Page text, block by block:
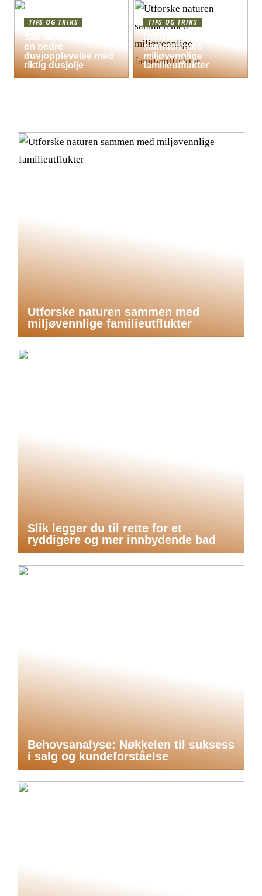
TIPS OG TRIKS
Slik får hele familien
en bedre
dusjopplevelse med
riktig dusjolje
TIPS OG TRIKS
Utforske naturen
sammen med
miljøvennlige
familieutflukter
Utforske naturen sammen med
miljøvennlige familieutflukter
Slik legger du til rette for et
ryddigere og mer innbydende bad
Behovsanalyse: Nøkkelen til suksess
i salg og kundeforståelse